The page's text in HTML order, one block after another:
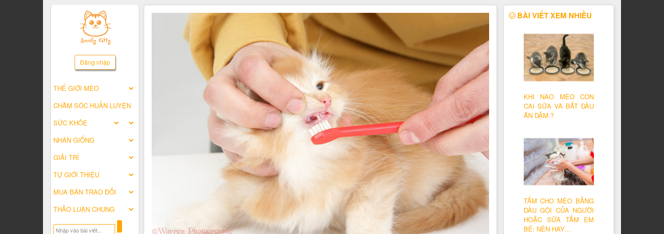
Đăng nhập
THẾ GIỚI MÈO
CHĂM SÓC HUẤN LUYỆN
SỨC KHỎE
NHÂN GIỐNG
GIẢI TRÍ
TỰ GIỚI THIỆU
MUA BÁN TRAO ĐỔI
THẢO LUẬN CHUNG
BÀI VIẾT XEM NHIỀU
KHI NÀO MÈO CON
CAI SỮA VÀ BẮT ĐẦU
ĂN DẶM ?
TẮM CHO MÈO BẰNG
DẦU GỘI CỦA NGƯỜI
HOẶC SỮA TẮM EM
BÉ: NÊN HAY…